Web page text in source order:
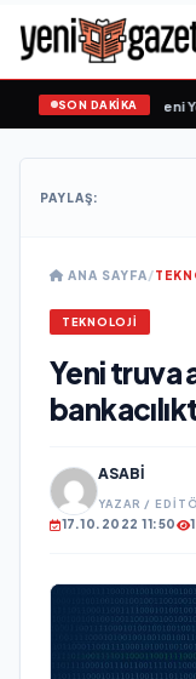
SON DAKİKA
Sanayi AŞ Yeni
PAYLAŞ:
ANA SAYFA/
TEKNOLOJI
Yeni truva
ASABI
YAZAR /
17.10.2022 11:50